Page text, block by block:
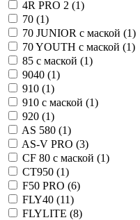
4R PRO 2 (1)
70 (1)
70 JUNIOR с маской (1)
70 YOUTH с маской (1)
85 с маской (1)
9040 (1)
910 (1)
910 с маской (1)
920 (1)
AS 580 (1)
AS-V PRO (3)
CF 80 с маской (1)
CT950 (1)
F50 PRO (6)
FLY40 (11)
FLYLITE (8)